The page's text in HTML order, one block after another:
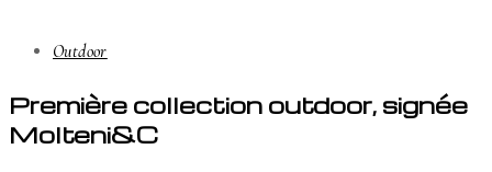
Outdoor
Première collection outdoor, signée
Molteni&C